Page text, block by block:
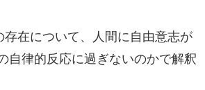
在について、人間に自由意志が
自律的反応に過ぎないのかで解釈